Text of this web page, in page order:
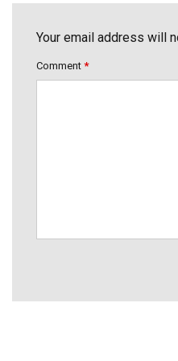
Your email address will
Comment *